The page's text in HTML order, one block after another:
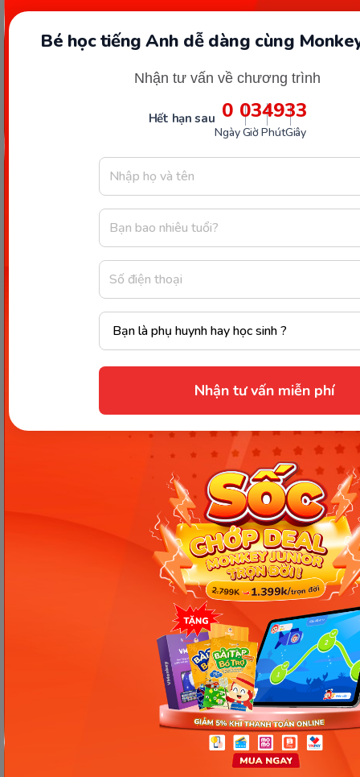
Bé học tiếng Anh dễ dàng cùng
Nhận tư vấn về chương trình
Hết hạn sau 0
Ngày
03
Giờ
49
Phút
32
Giây
Nhận tư vấn miễn phí
không cảm thấy mệt mỏi, khó chịu.
Giúp bé thư giãn trước khi ngủ (Ảnh: Sưu tầm Internet)
Qua bài viết trên, các bậc phụ huynh chắc hẳn
cũng đã tìm được câu trả lời cho vấn đề“ Trẻ 1 tuổi
ngủ nhiều có tốt không?”. Giấc ngủ tuy rằng
quan trọng, nhưng việc điều hòa giấc ngủ đúng
cách cho bé cũng quan trọng không kém. Ba mẹ
hãy chú ý và chăm sóc thật trọn vẹn giấc ngủ cho
các con của mình để bé có thể phát triển thật khỏe
Chia sẻ ngay
Thông tin trong bài viết được tổng hợp nhằm
mục đích tham khảo và có thể thay đổi mà
không cần báo trước. Quý khách vui lòng
kiểm tra lại qua các kênh chính thức hoặc liên
hệ trực tiếp với đơn vị liên quan để nắm bắt